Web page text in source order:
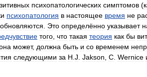
психопатологических симптомов (
психопатология в настоящее время не
Это определённо указывает
того что такая теория как бы
может, должна быть и со временем
следующими за H J Jakson С Wernice